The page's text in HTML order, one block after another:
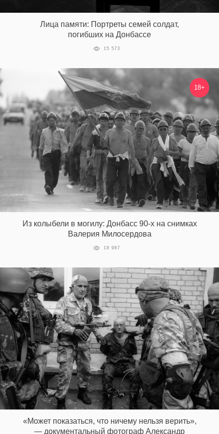
Лица памяти: Портреты семей солдат,
погибших на Донбассе
15 573
18+
Из колыбели в могилу: Донбасс 90-х на снимках
Валерия Милосердова
18 987
«Может показаться, что ничему нельзя верить»,
— документальный фотограф Александр